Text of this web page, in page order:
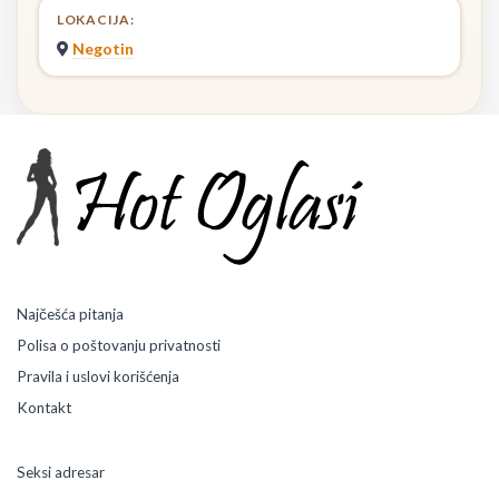
LOKACIJA:
Negotin
Najčešća pitanja
Polisa o poštovanju privatnosti
Pravila i uslovi korišćenja
Kontakt
Seksi adresar